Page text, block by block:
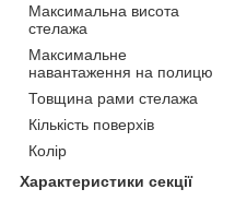
Максимальна висота
стелажа
Максимальне
навантаження на полицю
Товщина рами стелажа
Кількість поверхів
Колір
Характеристики секції